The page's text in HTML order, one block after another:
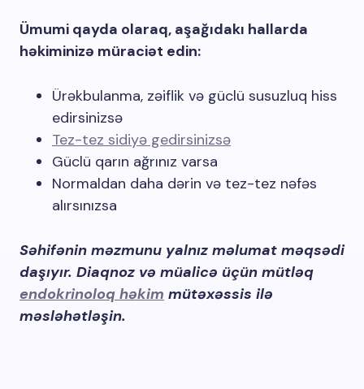
Ümumi qayda olaraq, aşağıdakı hallarda
həkiminizə müraciət edin:
Ürəkbulanma, zəiflik və güclü susuzluq hiss
edirsinizsə
Tez-tez sidiyə gedirsinizsə
Güclü qarın ağrınız varsa
Normaldan daha dərin və tez-tez nəfəs
alırsınızsa
Səhifənin məzmunu yalnız məlumat məqsədi
daşıyır. Diaqnoz və müalicə üçün mütləq
endokrinoloq həkim mütəxəssis ilə
məsləhətləşin.